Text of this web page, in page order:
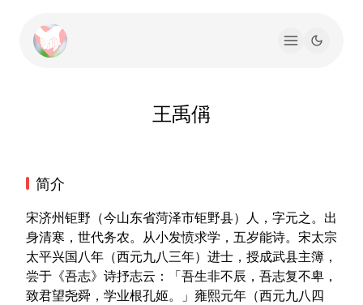
王禹偁
简介
宋济州钜野（今山东省菏泽市钜野县）人，字元之。出
身清寒，世代务农。从小发愤求学，五岁能诗。宋太宗
太平兴国八年（西元九八三年）进士，授成武县主簿，
尝于《吾志》诗抒志云：「吾生非不辰，吾志复不卑，
致君望尧舜，学业根孔姬。」雍熙元年（西元九八四